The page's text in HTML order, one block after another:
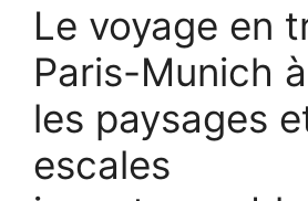
Le voyage en
Paris-Munich
les paysages
escales